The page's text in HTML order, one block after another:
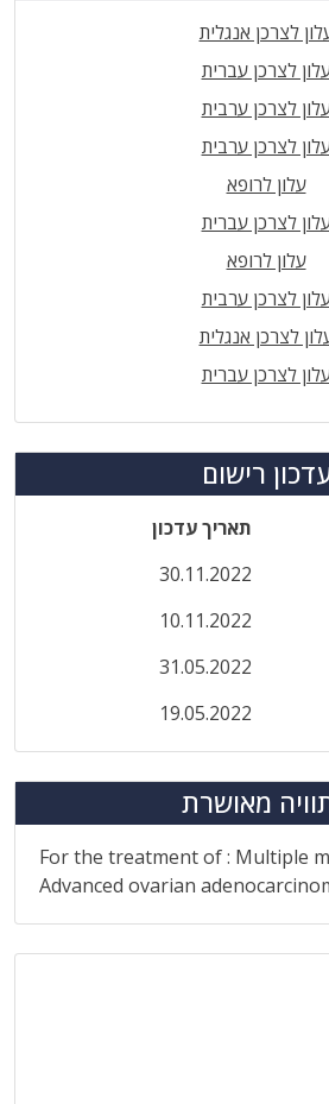
לצרכן אנגלית
לצרכן עברית
לצרכן ערבית
לצרכן ערבית
עלון לרופא
לצרכן עברית
עלון לרופא
לצרכן ערבית
לצרכן אנגלית
לצרכן עברית
רישום
תאריך עדכון
30.11.2022
10.11.2022
31.05.2022
19.05.2022
מאושרת
For the treatment of : Multiple
Advanced ovarian